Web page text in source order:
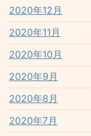
2020年12月
2020年11月
2020年10月
2020年9月
2020年8月
2020年7月